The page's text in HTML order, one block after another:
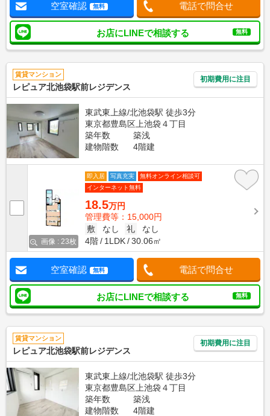
空室確認 無料 電話で問合せ
お店にLINEで相談する 無料
賃貸マンション
レピュア北池袋駅前レジデンス
初期費用に注目
東武東上線/北池袋駅 徒歩3分
東京都豊島区上池袋４丁目
築年数
築浅
建物階数
4階建
画像 : 23枚
即入居 写真充実
無料オンライン相談可
インターネット無料
18.5万円
管理費等：15,000円
敷
なし 礼
なし
4階
1LDK 30.06㎡
空室確認 無料 電話で問合せ
お店にLINEで相談する 無料
賃貸マンション
レピュア北池袋駅前レジデンス
初期費用に注目
東武東上線/北池袋駅 徒歩3分
東京都豊島区上池袋４丁目
築年数
築浅
建物階数
4階建